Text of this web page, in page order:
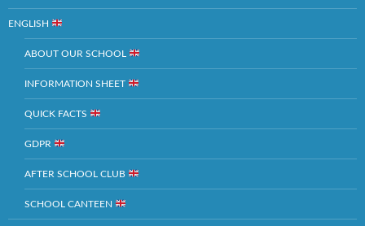
ENGLISH
ABOUT OUR SCHOOL
INFORMATION SHEET
QUICK FACTS
GDPR
AFTER SCHOOL CLUB
SCHOOL CANTEEN